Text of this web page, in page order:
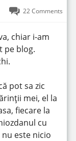
22 Comments
chiar i-am
pe blog.
pot sa zic
mei, el la
fiecare la
cu
este nicio